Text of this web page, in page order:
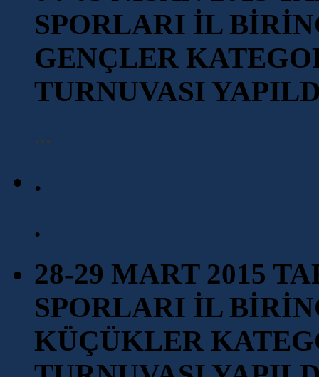
SPORLARI İL
GENÇLER
TURNUVASI
...
.
.
28-29 MART 2015
SPORLARI İL
KÜÇÜKLER